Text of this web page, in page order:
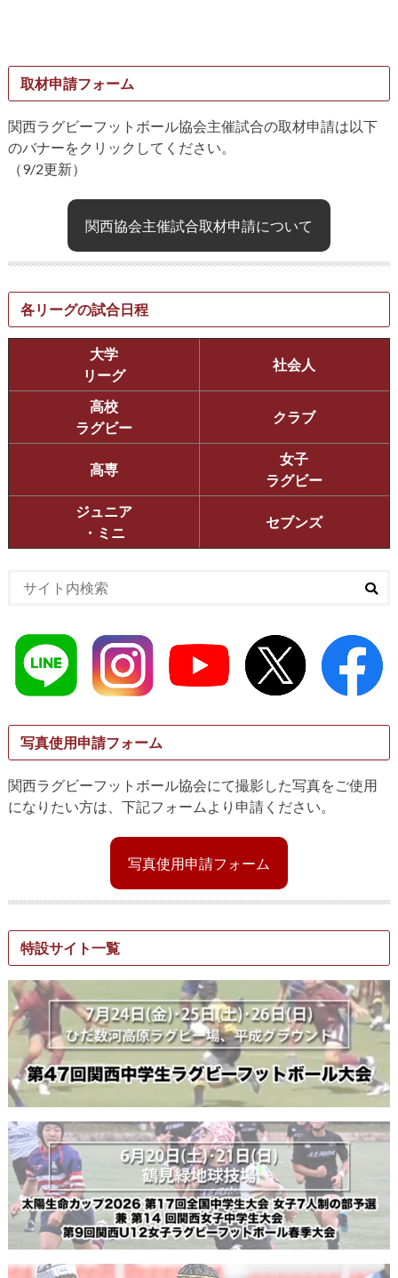
取材申請フォーム
関西ラグビーフットボール協会主催試合の取材申請は以下
のバナーをクリックしてください。
（9/2更新）
関西協会主催試合取材申請について
各リーグの試合日程
大学
リーグ
社会人
高校
ラグビー
クラブ
高専
女子
ラグビー
ジュニア
・ミニ
セブンズ
写真使用申請フォーム
関西ラグビーフットボール協会にて撮影した写真をご使用
になりたい方は、下記フォームより申請ください。
写真使用申請フォーム
特設サイト一覧